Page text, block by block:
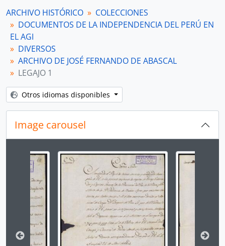
[Unidad documental simple] Oficio
[Unidad documental simple] Oficio
[Unidad documental simple] Oficio
[Unidad documental simple] Borrador de oficio
[Unidad documental simple] Borrador de oficio
[Unidad documental simple] Oficio
[Unidad documental simple] Oficio
[Unidad documental simple] Liquidación de cuenta
[Unidad documental simple] Guía
[Unidad documental simple] Borrador de cuenta
[Unidad documental simple] Cuenta
[Unidad documental simple] Copia de oficio
[Unidad documental simple] Sin título
[Unidad documental simple] Carta
[Unidad documental simple] Carta
[Unidad documental simple] Carta
ARCHIVO HISTÓRICO
COLECCIONES
DOCUMENTOS DE LA INDEPENDENCIA DEL PERÚ EN
EL AGI
DIVERSOS
ARCHIVO DE JOSÉ FERNANDO DE ABASCAL
LEGAJO 1
Otros idiomas disponibles
Image carousel
Changing the current slide of this carousel will